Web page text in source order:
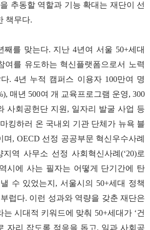
추동할 역할과 기능 확대는 재단이 선
책무다.
째를 맞는다. 지난 4년여 서울 50+세대
여를 유도하는 혁신플랫폼으로서 노력
. 4년 누적 캠퍼스 이용자 100만여 명
매년 500여 개 교육프로그램 운영, 300
사회공헌단 지원, 일자리 발굴 사업 등
킹하러 온 국내외 기관 단체가 뉴욕 블
며, OECD 선정 공공부문 혁신우수사례
지역 사무소 선정 사회혁신사례(‘20)로
시에 사는 필자는 어떻게 단기간에 탄
수 있었는지, 서울시의 50+세대 정책
럽다. 이런 성과와 역량을 갖춘 재단은
시대적 키워드에 맞춰 50+세대가 ‘건
자리 잡도록 적응을 돕고, 일과 사회공